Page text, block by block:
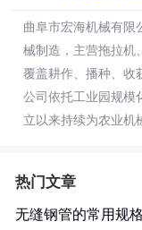
曲阜市宏海机械有限
械制造，主营拖拉机
覆盖耕作、播种、收
公司依托工业园规模
立以来持续为农业机
热门文章
无缝钢管的常用规